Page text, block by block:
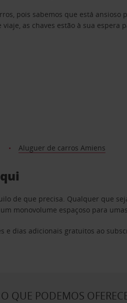
pois sabemos que está ansioso
as chaves estão à sua espera
Aluguer de carros Amiens
de que precisa. Qualquer que
monovolume espaçoso para
e dias adicionais gratuitos ao
O QUE PODEMOS